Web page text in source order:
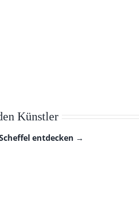
Künstler
entdecken →